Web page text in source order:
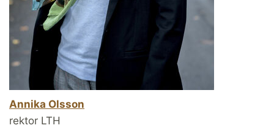
Annika Olsson
rektor LTH